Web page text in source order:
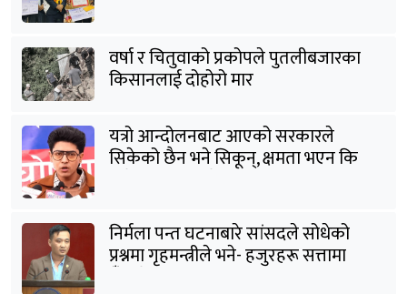
वर्षा र चितुवाको प्रकोपले पुतलीबजारका
किसानलाई दोहोरो मार
यत्रो आन्दोलनबाट आएको सरकारले
सिकेको छैन भने सिकून्, क्षमता भएन कि
विवेक भएन कि के भएन ?: मिराज ढुंगाना
निर्मला पन्त घटनाबारे सांसदले सोधेको
प्रश्नमा गृहमन्त्रीले भने- हजुरहरू सत्तामा
हुँदाखेरि किन नगर्नुभएको यो ?